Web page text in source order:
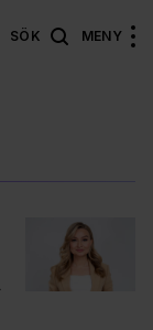
SÖK MENY